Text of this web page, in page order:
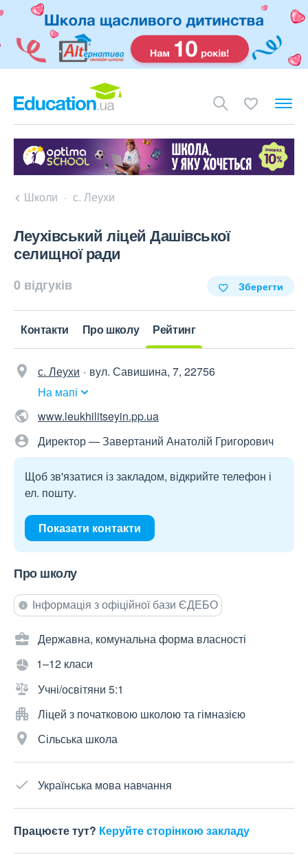
Школи с. Леухи
Леухівський ліцей Дашівської
селищної ради
0 відгуків Зберегти
Контакти Про школу Рейтинг
с. Леухи
вул. Савишина, 7, 22756
На мапі
www.leukhilitseyin.pp.ua
Директор — Завертаний Анатолій Григорович
Щоб зв'язатися із закладом, відкрийте телефон і
ел. пошту.
Показати контакти
Про школу
Інформація з офіційної бази ЄДЕБО
Державна, комунальна форма власності
1–12 класи
Учні/освітяни 5:1
Ліцей з початковою школою та гімназією
Сільська школа
Українська мова навчання
Працюєте тут? Керуйте сторінкою закладу